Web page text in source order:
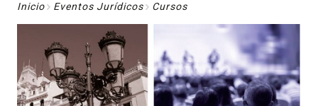
Inicio
Eventos Jurídicos Cursos